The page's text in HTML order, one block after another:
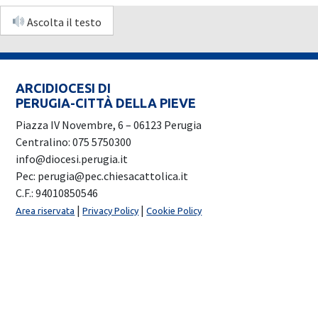
Ascolta il testo
ARCIDIOCESI DI
PERUGIA-CITTÀ DELLA PIEVE
Piazza IV Novembre, 6 – 06123 Perugia
Centralino: 075 5750300
info@diocesi.perugia.it
Pec: perugia@pec.chiesacattolica.it
C.F.: 94010850546
Area riservata |Privacy Policy |Cookie Policy